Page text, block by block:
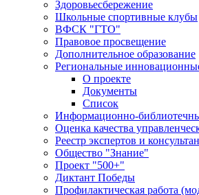
Здоровьесбережение
Школьные спортивные клубы
ВФСК "ГТО"
Правовое просвещение
Дополнительное образование
Региональные
О проекте
Документы
Список
Информационно-
Оценка качества
Реестр экспертов и
Общество "Знание"
Проект "500+"
Диктант Победы
Профилактическая работа